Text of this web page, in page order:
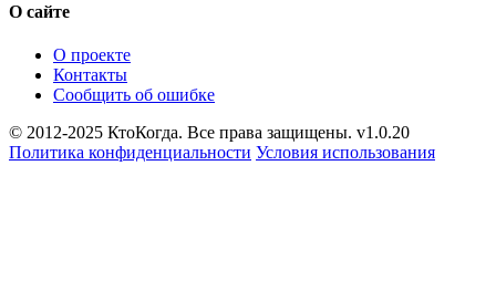
О сайте
О проекте
Контакты
Сообщить об ошибке
© 2012-2025 КтоКогда. Все права защищены. v1.0.20
Политика конфиденциальности Условия использования